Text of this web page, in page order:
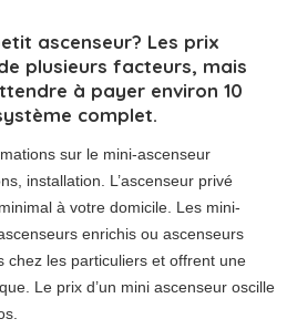
ascenseur? Les prix
plusieurs facteurs, mais
à payer environ 10
complet.
sur le mini-ascenseur
installation. L’ascenseur privé
à votre domicile. Les mini-
enrichis ou ascenseurs
chez les particuliers et offrent une
Le prix d’un mini ascenseur oscille